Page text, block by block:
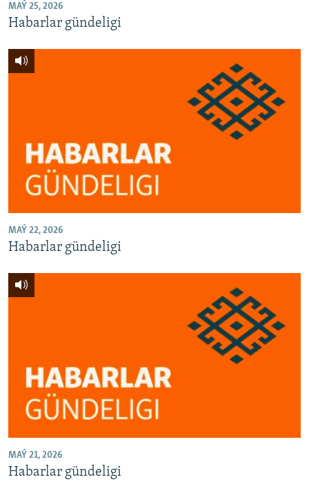
MAÝ 25, 2026
Habarlar gündeligi
MAÝ 22, 2026
Habarlar gündeligi
MAÝ 21, 2026
Habarlar gündeligi